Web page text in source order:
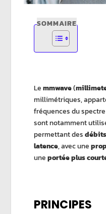
SOMMAIRE
Lemmwave(
millimétriques,
fréquences du
sont notamment
permettant des
latence, avec une
uneportée plus
PRINCIPES